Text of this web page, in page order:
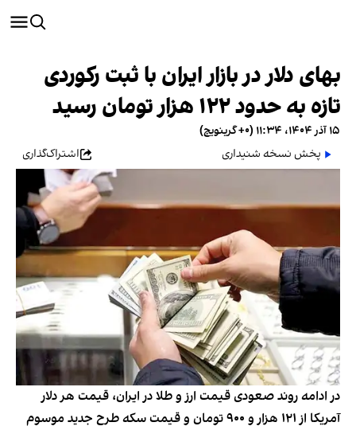
بهای دلار در بازار ایران با ثبت رکوردی
تازه به حدود ۱۲۲ هزار تومان رسید
۱۵ آذر ۱۴۰۴، ۱۱:۳۴ (‎+۰ گرینویچ)
پخش نسخه شنیداری
اشتراک‌گذاری
در ادامه روند صعودی قیمت ارز و طلا در ایران، قیمت هر دلار
آمریکا از ۱۲۱ هزار و ۹۰۰ تومان و قیمت سکه طرح جدید موسوم